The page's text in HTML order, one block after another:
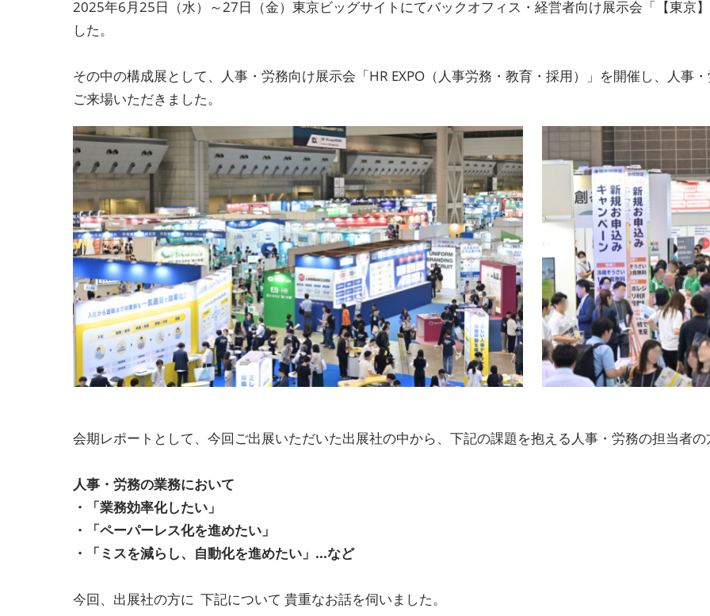
2025年6月25日（水）～27日（金）東京ビッグサイトにてバックオフィス・経営者向け展示会「【東京
した。
その中の構成展として、人事・労務向け展示会「HR EXPO（人事労務・教育・採用）」を開催し、人事
ご来場いただきました。
会期レポートとして、今回ご出展いただいた出展社の中から、下記の課題を抱える人事・労務の担当者
人事・労務の業務において
・「業務効率化したい」
・「ペーパーレス化を進めたい」
・「ミスを減らし、自動化を進めたい」...など
今回、出展社の方に 下記について 貴重なお話を伺いました。